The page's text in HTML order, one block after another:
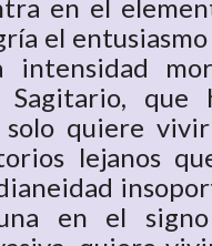
en el
el
intensidad
Sagitario,
solo quiere
lejanos
en el